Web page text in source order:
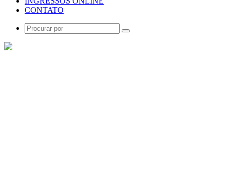
CONTATO
Procurar